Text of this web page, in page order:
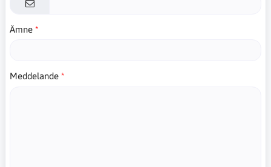
Ämne
Meddelande